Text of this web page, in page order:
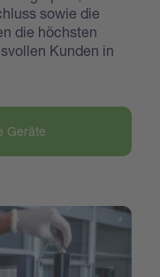
sowie die
die höchsten
Kunden in
Geräte